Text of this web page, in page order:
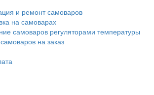
и ремонт самоваров
на самоварах
самоваров регуляторами температуры
на заказ